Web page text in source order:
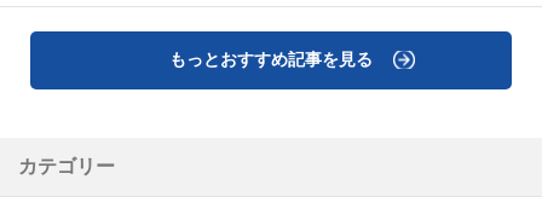
もっとおすすめ記事を見る
カテゴリー